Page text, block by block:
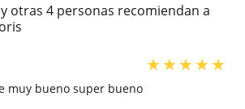
otras 4 personas recomiendan a
★★★★★
muy bueno super bueno